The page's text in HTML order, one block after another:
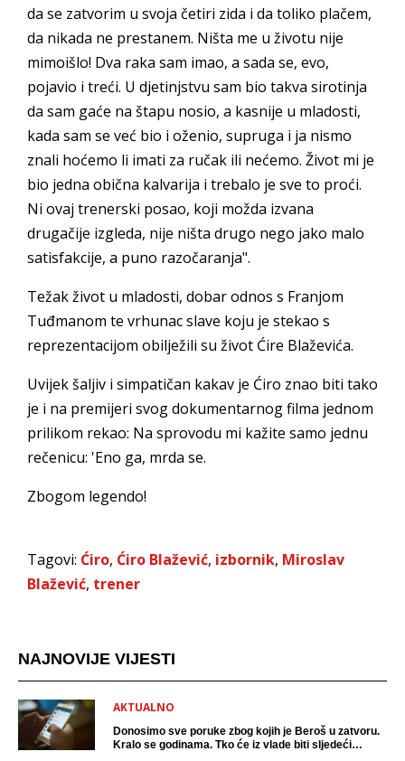
da se zatvorim u svoja četiri zida i da toliko plačem,
da nikada ne prestanem. Ništa me u životu nije
mimoišlo! Dva raka sam imao, a sada se, evo,
pojavio i treći. U djetinjstvu sam bio takva sirotinja
da sam gaće na štapu nosio, a kasnije u mladosti,
kada sam se već bio i oženio, supruga i ja nismo
znali hoćemo li imati za ručak ili nećemo. Život mi je
bio jedna obična kalvarija i trebalo je sve to proći.
Ni ovaj trenerski posao, koji možda izvana
drugačije izgleda, nije ništa drugo nego jako malo
satisfakcije, a puno razočaranja".
Težak život u mladosti, dobar odnos s Franjom
Tuđmanom te vrhunac slave koju je stekao s
reprezentacijom obilježili su život Ćire Blaževića.
Uvijek šaljiv i simpatičan kakav je Ćiro znao biti tako
je i na premijeri svog dokumentarnog filma jednom
prilikom rekao: Na sprovodu mi kažite samo jednu
rečenicu: 'Eno ga, mrda se.
Zbogom legendo!
Tagovi: Ćiro, Ćiro Blažević, izbornik, Miroslav
Blažević, trener
NAJNOVIJE VIJESTI
AKTUALNO
Donosimo sve poruke zbog kojih je Beroš u zatvoru.
Kralo se godinama. Tko će iz vlade biti sljedeći